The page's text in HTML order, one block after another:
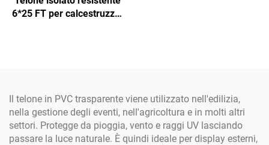
6*25 FT per calcestruzzo,
Il telone in PVC trasparente viene utilizzato nell'edilizia,
nella gestione degli eventi, nell'agricoltura e in molti altri
settori. Protegge da pioggia, vento e raggi UV lasciando
passare la luce naturale. È quindi ideale per display esterni,